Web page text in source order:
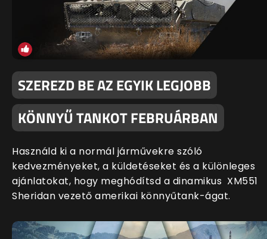
SZEREZD BE AZ EGYIK LEGJOBB
KÖNNYŰ TANKOT FEBRUÁRBAN
Használd ki a normál járművekre szóló
kedvezményeket, a küldetéseket és a különleges
ajánlatokat, hogy meghódítsd a dinamikus XM551
Sheridan vezető amerikai könnyűtank-ágat.